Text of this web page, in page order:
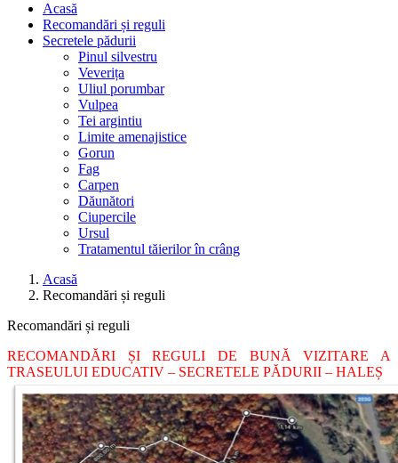
Acasă
Recomandări și reguli
Secretele pădurii
Pinul silvestru
Veverița
Uliul porumbar
Vulpea
Tei argintiu
Limite amenajistice
Gorun
Fag
Carpen
Dăunători
Ciupercile
Ursul
Tratamentul tăierilor în crâng
Acasă
Recomandări și reguli
Recomandări și reguli
RECOMANDĂRI ȘI REGULI DE BUNĂ VIZITARE A
TRASEULUI EDUCATIV – SECRETELE PĂDURII – HALEȘ